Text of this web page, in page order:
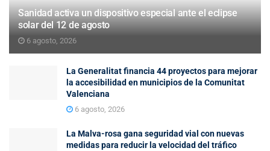
Sanidad activa un dispositivo especial ante el eclipse
solar del 12 de agosto
6 agosto, 2026
La Generalitat financia 44 proyectos para mejorar
la accesibilidad en municipios de la Comunitat
Valenciana
6 agosto, 2026
La Malva-rosa gana seguridad vial con nuevas
medidas para reducir la velocidad del tráfico